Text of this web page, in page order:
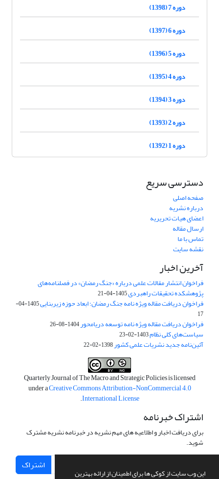
این وب سایت از کوکی ها برای اطمینان از ارائه بهترین
دوره 7 (1398)
دوره 6 (1397)
دوره 5 (1396)
دوره 4 (1395)
دوره 3 (1394)
دوره 2 (1393)
دوره 1 (1392)
دسترسی سریع
صفحه اصلی
درباره نشریه
اعضای هیات تحریریه
ارسال مقاله
تماس با ما
نقشه سایت
آخرین اخبار
فراخوان انتشار مقالات علمی درباره «جنگ رمضان» در فصلنامه‌های
پژوهشکده تحقیقات راهبردی1405-04-21
فراخوان دریافت مقاله ویژه نامه جنگ رمضان؛ ابعاد حوزه زیربنایی
1405-04-
17
فراخوان دریافت مقاله ویژه نامه توسعه دریامحور1404-08-26
سیاست‌های کلی نظام1403-02-23
آئین‌نامه جدید نشریات علمی کشور1398-02-22
Quarterly Journal of The Macro and Strategic Policies is licensed
under aCreative Commons Attribution-NonCommercial 4.0
International License
.
اشتراک خبرنامه
برای دریافت اخبار و اطلاعیه های مهم نشریه در خبرنامه نشریه مشترک
شوید.
اشتراک